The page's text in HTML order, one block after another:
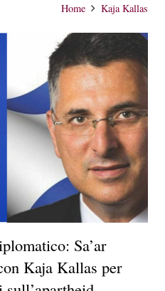
Home Kaja Kallas
Sa’ar
Kaja Kallas per